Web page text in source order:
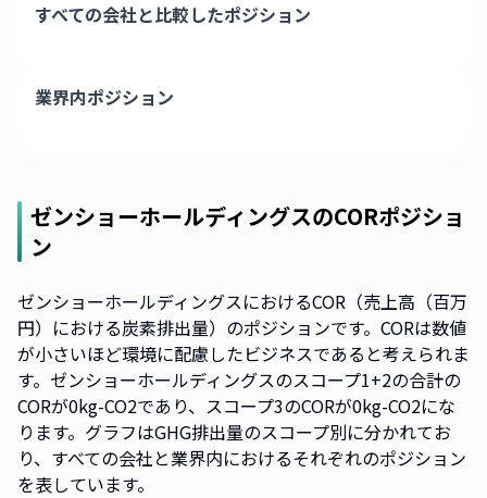
すべての会社と比較したポジション
業界内ポジション
ゼンショーホールディングスのCORポジショ
ン
ゼンショーホールディングスにおけるCOR（売上高（百万
円）における炭素排出量）のポジションです。CORは数値
が小さいほど環境に配慮したビジネスであると考えられま
す。ゼンショーホールディングスのスコープ1+2の合計の
CORが0kg-CO2であり、スコープ3のCORが0kg-CO2にな
ります。グラフはGHG排出量のスコープ別に分かれてお
り、すべての会社と業界内におけるそれぞれのポジション
を表しています。